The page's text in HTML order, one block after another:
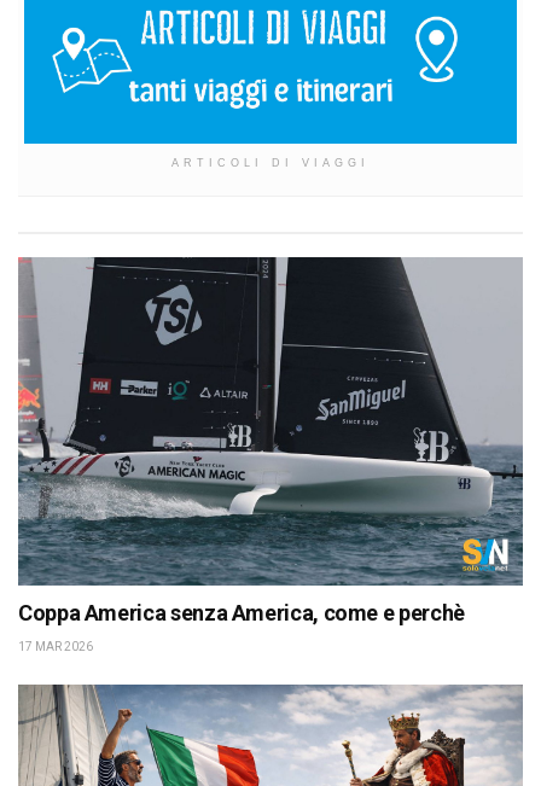
ARTICOLI DI VIAGGI
Coppa America senza America, come e perchè
17 MAR 2026